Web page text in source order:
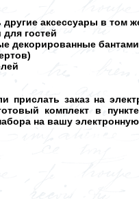
аксессуары в том
гостей
декорированные
прислать заказ на
комплект в
на вашу электронную